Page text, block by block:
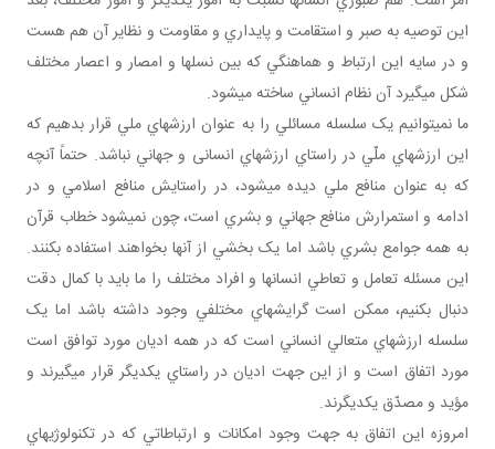
اين توصيه به صبر و استقامت و پايداري و مقاومت و نظاير آن هم هست
و در سايه اين ارتباط و هماهنگي که بين نسل ها و امصار و اعصار مختلف
شکل مي گيرد آن نظام انساني ساخته مي شود.
ما نمي توانيم يک سلسله مسائلي را به عنوان ارزش هاي ملي قرار بدهيم که
اين ارزش هاي ملّي در راستاي ارزش هاي انسانی و جهاني نباشد. حتماً آنچه
که به عنوان منافع ملي ديده مي شود، در راستايش منافع اسلامي و در
ادامه و استمرارش منافع جهاني و بشري است، چون نمي شود خطاب قرآن
به همه جوامع بشري باشد اما يک بخشي از آنها بخواهند استفاده بکنند.
اين مسئله تعامل و تعاطي انسان ها و افراد مختلف را ما بايد با کمال دقت
دنبال بکنيم، ممکن است گرايش هاي مختلفي وجود داشته باشد اما يک
سلسله ارزش هاي متعالي انساني است که در همه اديان مورد توافق است
مورد اتفاق است و از اين جهت اديان در راستاي يکديگر قرار مي گيرند و
مؤيد و مصدّق يکديگرند.
امروزه اين اتفاق به جهت وجود امکانات و ارتباطاتي که در تکنولوژي هاي